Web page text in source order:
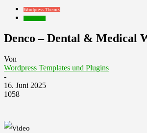
Wordpress Themes
Denco – Dental & Medical
Von
Wordpress Templates und Plugins
-
16. Juni 2025
1058